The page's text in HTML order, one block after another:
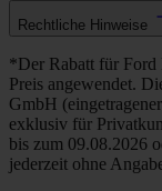
Rechtliche Hinweise
*Der Rabatt für Ford
Preis angewendet.
GmbH
exklusiv für
bis zum 09.08.2026
jederzeit ohne